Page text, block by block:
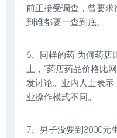
前正接受调查，曾要
到谁都要一查到底。
6、同样的药 为何药店
上，“药店药品价格比
发讨论。业内人士表
业操作模式不同。
7、男子没要到3000元